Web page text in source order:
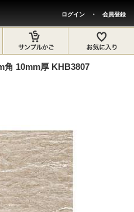
ログイン ・ 会員登録
角 10mm厚 KHB3807